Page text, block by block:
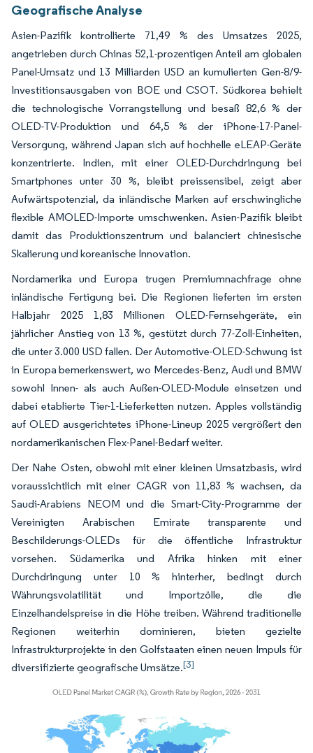
Geografische Analyse
Asien-Pazifik kontrollierte 71,49 % des Umsatzes 2025,
angetrieben durch Chinas 52,1-prozentigen Anteil am globalen
Panel-Umsatz und 13 Milliarden USD an kumulierten Gen-8/9-
Investitionsausgaben von BOE und CSOT. Südkorea behielt
die technologische Vorrangstellung und besaß 82,6 % der
OLED-TV-Produktion und 64,5 % der iPhone-17-Panel-
Versorgung, während Japan sich auf hochhelle eLEAP-Geräte
konzentrierte. Indien, mit einer OLED-Durchdringung bei
Smartphones unter 30 %, bleibt preissensibel, zeigt aber
Aufwärtspotenzial, da inländische Marken auf erschwingliche
flexible AMOLED-Importe umschwenken. Asien-Pazifik bleibt
damit das Produktionszentrum und balanciert chinesische
Skalierung und koreanische Innovation.
Nordamerika und Europa trugen Premiumnachfrage ohne
inländische Fertigung bei. Die Regionen lieferten im ersten
Halbjahr 2025 1,83 Millionen OLED-Fernsehgeräte, ein
jährlicher Anstieg von 13 %, gestützt durch 77-Zoll-Einheiten,
die unter 3.000 USD fallen. Der Automotive-OLED-Schwung ist
in Europa bemerkenswert, wo Mercedes-Benz, Audi und BMW
sowohl Innen- als auch Außen-OLED-Module einsetzen und
dabei etablierte Tier-1-Lieferketten nutzen. Apples vollständig
auf OLED ausgerichtetes iPhone-Lineup 2025 vergrößert den
nordamerikanischen Flex-Panel-Bedarf weiter.
Der Nahe Osten, obwohl mit einer kleinen Umsatzbasis, wird
voraussichtlich mit einer CAGR von 11,83 % wachsen, da
Saudi-Arabiens NEOM und die Smart-City-Programme der
Vereinigten Arabischen Emirate transparente und
Beschilderungs-OLEDs für die öffentliche Infrastruktur
vorsehen. Südamerika und Afrika hinken mit einer
Durchdringung unter 10 % hinterher, bedingt durch
Währungsvolatilität und Importzölle, die die
Einzelhandelspreise in die Höhe treiben. Während traditionelle
Regionen weiterhin dominieren, bieten gezielte
Infrastrukturprojekte in den Golfstaaten einen neuen Impuls für
diversifizierte geografische Umsätze.[3]